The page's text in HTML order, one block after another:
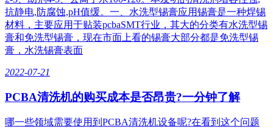
抗静电,防腐蚀,pH值缓。一、水洗型锡膏应用锡膏是一种焊锡
材料，主要应用于贴装pcbaSMT行业，其大的分类有水洗型锡
膏和免洗型锡膏，现在市面上看的锡膏大部分都是免洗型锡
膏，水洗锡膏表面
2022-07-21
PCBA清洗机的购买成本是否昂贵?一分钟了解
哪一些领域需要使用到PCBA清洗机设备呢?在看到这个问题